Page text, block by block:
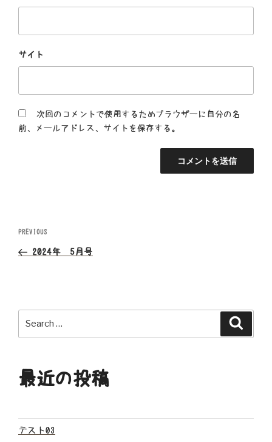
サイト
次回のコメントで使用するためブラウザーに自分の名
前、メールアドレス、サイトを保存する。
投
稿
ビ
ゲ
シ
ン
Previous
Post
PREVIOUS
2024年 5月号
最近の投稿
テスト03